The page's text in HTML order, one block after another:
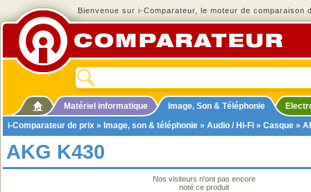
Bienvenue sur i-Comparateur, le moteur de comparaison
Matériel informatique Image, Son & Téléphonie
i-Comparateur de prix » Image, son & téléphonie » Audio / Hi-Fi » Casque »
AKG K430
Nos visiteurs n'ont pas encore
noté ce produit